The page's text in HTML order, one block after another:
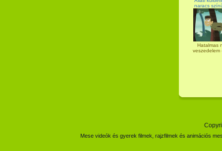
naracs
Hatalmas
veszedelem
Mese videók és gyerek filmek, rajzfilmek és animációs